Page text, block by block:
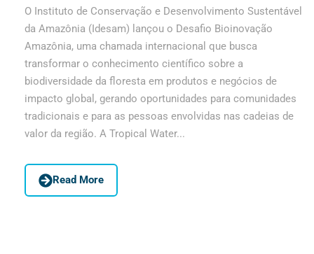
O Instituto de Conservação e Desenvolvimento Sustentável
da Amazônia (Idesam) lançou o Desafio Bioinovação
Amazônia, uma chamada internacional que busca
transformar o conhecimento científico sobre a
biodiversidade da floresta em produtos e negócios de
impacto global, gerando oportunidades para comunidades
tradicionais e para as pessoas envolvidas nas cadeias de
valor da região. A Tropical Water...
Read More